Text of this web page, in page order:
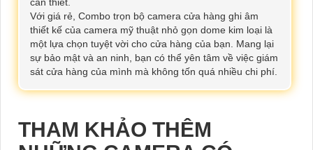
cần thiết.
Với giá rẻ, Combo trọn bộ camera cửa hàng ghi âm
thiết kế của camera mỹ thuật nhỏ gọn dome kim loại là
một lựa chọn tuyệt vời cho cửa hàng của bạn. Mang lại
sự bảo mật và an ninh, bạn có thể yên tâm về việc giám
sát cửa hàng của mình mà không tốn quá nhiều chi phí.
THAM KHẢO THÊM